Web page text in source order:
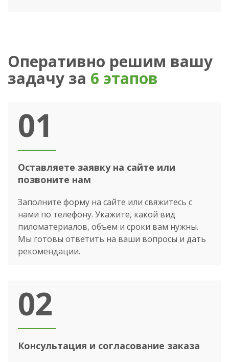
Оперативно решим вашу
задачу за 6 этапов
01
Оставляете заявку на сайте или
позвоните нам
Заполните форму на сайте или свяжитесь с
нами по телефону. Укажите, какой вид
пиломатериалов, объем и сроки вам нужны.
Мы готовы ответить на ваши вопросы и дать
рекомендации.
02
Консультация и согласование заказа